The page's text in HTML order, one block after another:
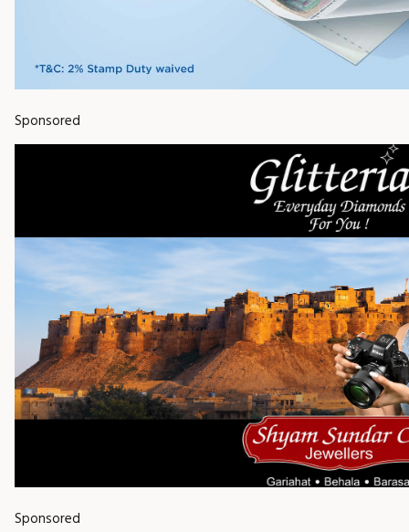
Sponsored
Sponsored